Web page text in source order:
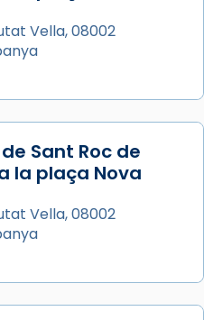
ha tingut lloc la
en agraïment al
la visita apostòlica
de Barcelona.
la missa i l’ha
de Barcelona,
Vella, 08002
Sant Roc de
la plaça Nova
Vella, 08002